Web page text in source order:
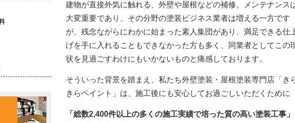
建物が直接外気に触れる、外壁や屋根などの補修、メンテナンス
大変重要であり、その分野の塗装ビジネス業者は増える一方です
が、残念ながらにわかに始まった素人集団があり、満足できる仕
げを手に入れることもできなかった方も多く、同業者としてこの
状を見過ごすわけにもいかないものと痛感しております。
そういった背景を踏まえ、私たち外壁塗装・屋根塗装専門店「き
きらペイント」は、施工後にも安心してお過ごしいただくために
「総数2,400件以上の多くの施工実績で培った質の高い塗装工事」